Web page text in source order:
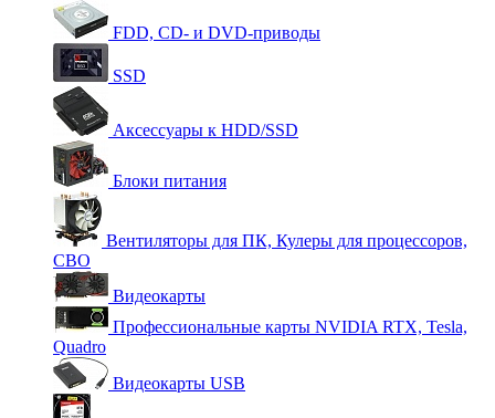
FDD, CD- и DVD-приводы
SSD
Аксессуары к HDD/SSD
Блоки питания
Вентиляторы для ПК, Кулеры для процессоров,
СВО
Видеокарты
Профессиональные карты NVIDIA RTX, Tesla,
Quadro
Видеокарты USB